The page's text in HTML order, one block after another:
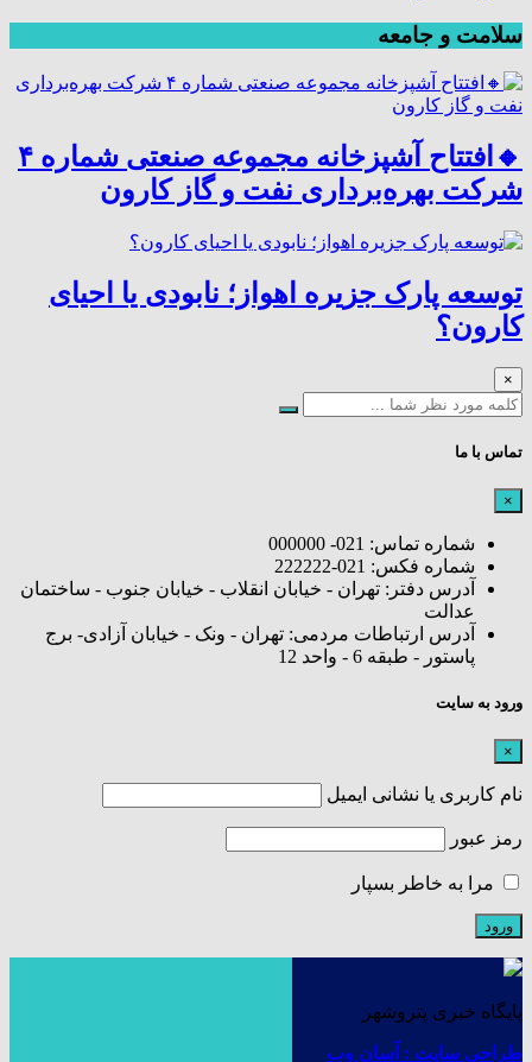
سلامت و جامعه
🔸افتتاح آشپزخانه مجموعه صنعتی شماره ۴
شرکت بهره‌برداری نفت و گاز کارون
توسعه پارک جزیره اهواز؛ نابودی یا احیای
کارون؟
×
تماس با ما
×
شماره تماس: 021- 000000
شماره فکس: 021-222222
آدرس دفتر: تهران - خیابان انقلاب - خیابان جنوب - ساختمان
عدالت
آدرس ارتباطات مردمی: تهران - ونک - خیابان آزادی- برج
پاستور - طبقه 6 - واحد 12
ورود به سایت
×
نام کاربری یا نشانی ایمیل
رمز عبور
مرا به خاطر بسپار
پایگاه خبری پتروشهر
طراحی سایت : آسان وب